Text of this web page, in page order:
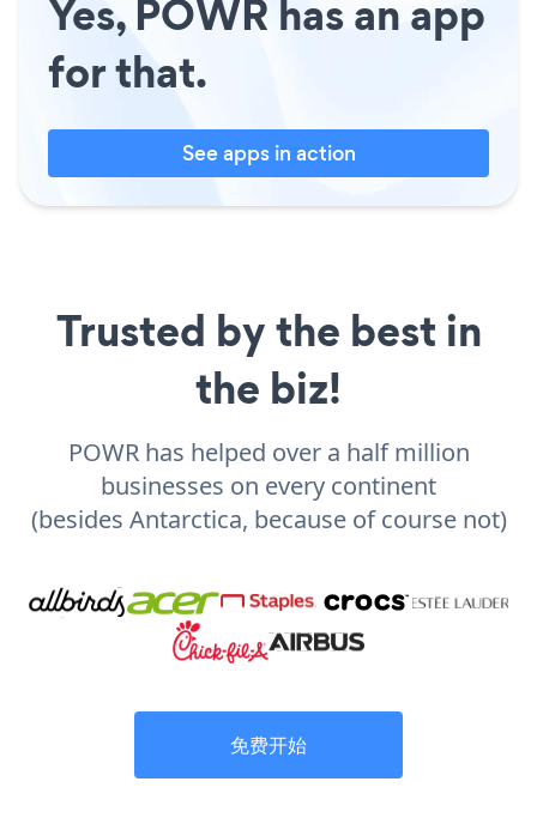
Yes, POWR has an app
for that.
See apps in action
Trusted by the best in
the biz!
POWR has helped over a half million
businesses on every continent
(besides Antarctica, because of course not)
免费开始